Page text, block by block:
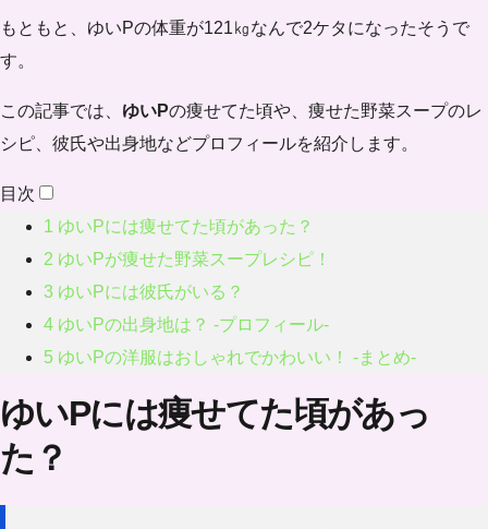
もともと、ゆいPの体重が121㎏なんで2ケタになったそうで
す。
この記事では、 ゆいPの痩せてた頃や、痩せた野菜スープのレ
シピ、彼氏や出身地などプロフィールを紹介します。
目次
1 ゆいPには痩せてた頃があった？
2 ゆいPが痩せた野菜スープレシピ！
3 ゆいPには彼氏がいる？
4 ゆいPの出身地は？ -プロフィール-
5 ゆいPの洋服はおしゃれでかわいい！ -まとめ-
ゆいPには痩せてた頃があっ
た？